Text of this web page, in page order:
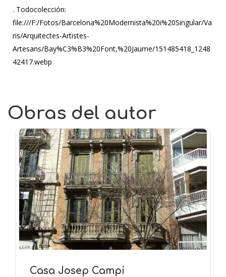
. Todocolección:
file:///F:/Fotos/Barcelona%20Modernista%20i%20Singular/Va
ris/Arquitectes-Artistes-
Artesans/Bay%C3%B3%20Font,%20Jaume/151485418_1248
42417.webp
Obras del autor
Casa Josep Campi